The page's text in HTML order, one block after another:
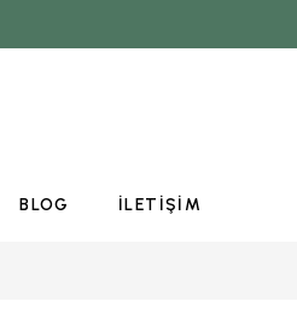
BLOG İLETIŞIM